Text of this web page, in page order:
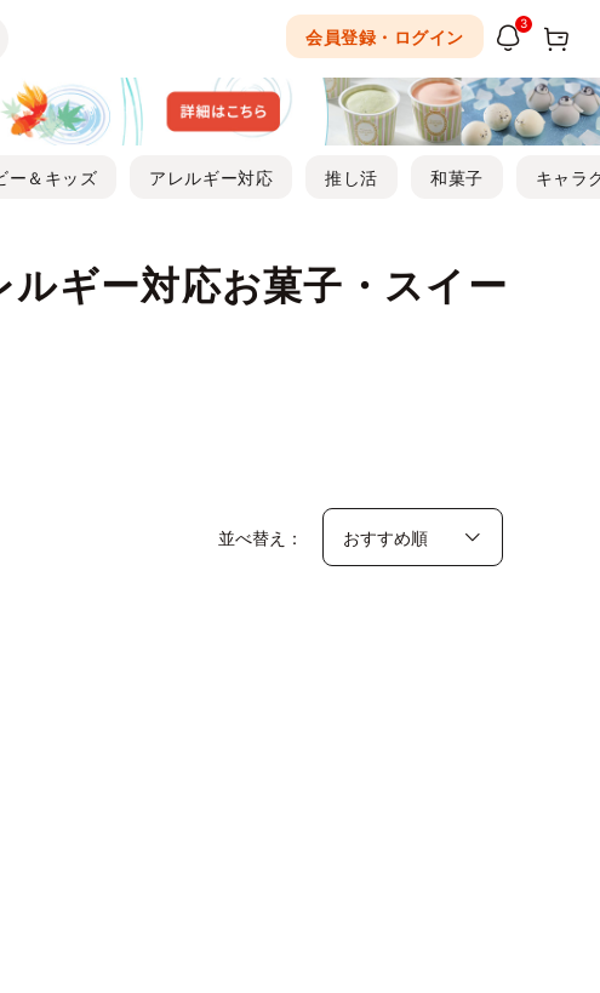
会員登録・ログイン
3
ー＆キッズ アレルギー対応 推し活 和菓子 キャラ
ギー対応お菓子・スイー
並べ替え：